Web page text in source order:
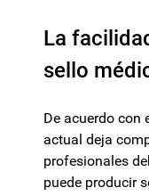
La
sello
De acuerdo con
actual deja
profesionales
puede producir